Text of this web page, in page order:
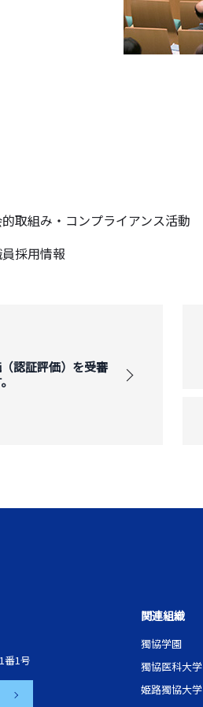
取組み・コンプライアンス活動
採用情報
認証評価）を受審
番1号
関連組織
獨協学園
獨協医科大学
姫路獨協大学